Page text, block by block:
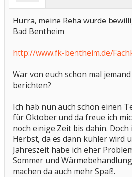
Hurra, meine Reha wurde
Bad Bentheim
http://www.fk-bentheim.de/
War von euch schon mal
berichten?
Ich hab nun auch schon einen
für Oktober und da freue ich
noch einige Zeit bis dahin.
Herbst, da es dann kühler wird
Jahreszeit habe ich eher
Sommer und
machen da auch mehr Spaß.